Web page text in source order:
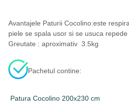
Avantajele Paturii Cocolino:este
piele se spala usor si se usuca repede
Greutate : aproximativ 3.5kg
Pachetul contine:
Patura Cocolino 200x230 cm